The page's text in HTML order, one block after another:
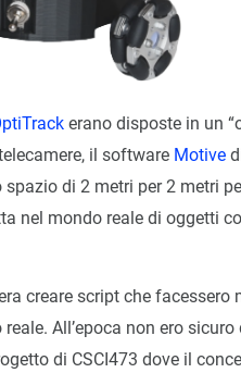
erano disposte in un
il software Motive
di 2 metri per 2 metri
nel mondo reale di oggetti
creare script che facessero
All’epoca non ero
di CSCI473 dove il